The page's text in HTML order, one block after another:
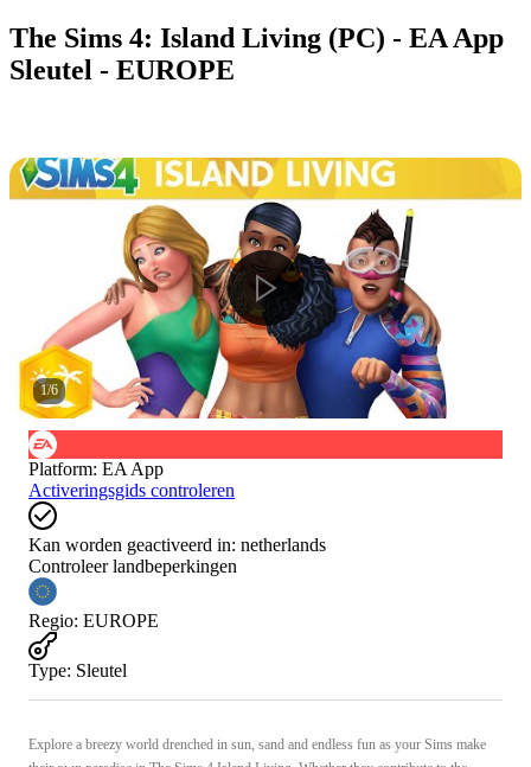
The Sims 4: Island Living (PC) - EA App
Sleutel - EUROPE
1/6
Platform: EA App
Activeringsgids controleren
Kan worden geactiveerd in: netherlands
Controleer landbeperkingen
Regio: EUROPE
Type: Sleutel
Explore a breezy world drenched in sun, sand and endless fun as your Sims make